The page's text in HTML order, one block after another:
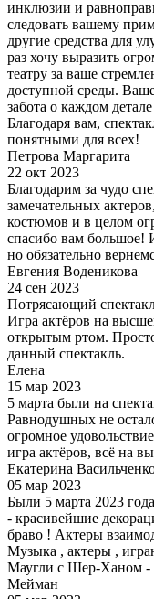
инклюзии и
следовать вашему
другие средства для
раз хочу выразить
театру за ваше
доступной среды.
забота о каждом
Благодаря вам,
понятными для всех!
Петрова Маргарита
22 окт 2023
Благодарим за чудо
замечательных
костюмов и в целом
спасибо вам большое!
но обязательно
Евгения Воденикова
24 сен 2023
Потрясающий
Игра актёров на
открытым ртом.
данный спектакль.
Елена
15 мар 2023
5 марта были на
Равнодушных не
огромное
игра актёров, всё на
Екатерина
05 мар 2023
Были 5 марта 2023
- красивейшие
браво ! Актеры
Музыка , актеры ,
Маугли с Шер-Ханом -
Мейман